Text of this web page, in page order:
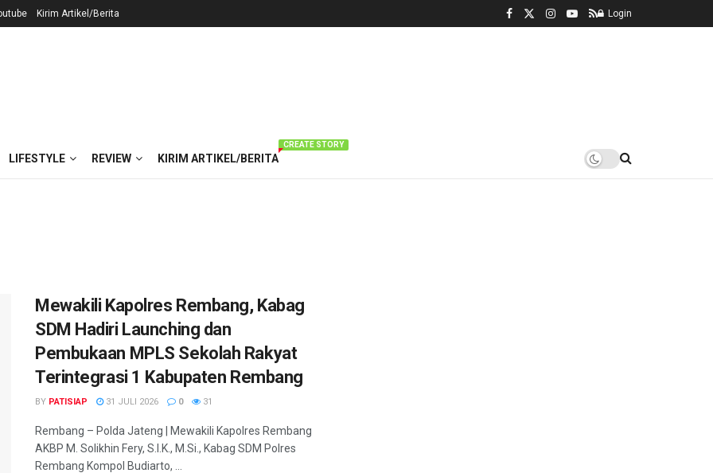
Kirim Artikel/Berita Login
LIFESTYLE REVIEW KIRIM ARTIKEL/BERITA
CREATE STORY
Mewakili Kapolres Rembang, Kabag
SDM Hadiri Launching dan
Pembukaan MPLS Sekolah Rakyat
Terintegrasi 1 Kabupaten Rembang
BY PATISIAP 31 JULI 2026 0 31
Rembang – Polda Jateng | Mewakili Kapolres Rembang
AKBP M. Solikhin Fery, S.I.K., M.Si., Kabag SDM Polres
Rembang Kompol Budiarto, ...